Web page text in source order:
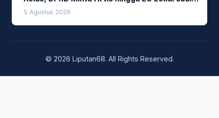
Prioritas
5 Agustus 2026
© 2026 Liputan68. All Rights Reserved.